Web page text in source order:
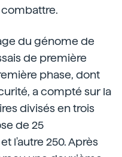
du génome de
de première
phase, dont
a compté sur la
divisés en trois
de 25
l'autre 250. Après